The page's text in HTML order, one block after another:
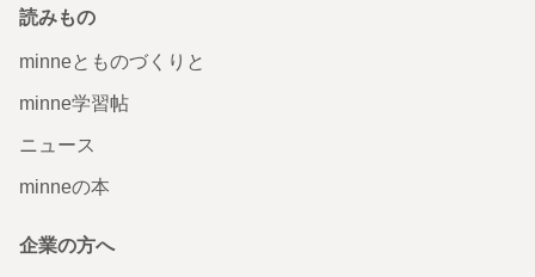
読みもの
minneとものづくりと
minne学習帖
ニュース
minneの本
企業の方へ